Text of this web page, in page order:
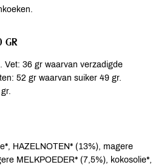
GR
Vet: 36 gr waarvan verzadigde
52 gr waarvan suiker 49 gr.
HAZELNOTEN* (13%), magere
MELKPOEDER* (7,5%), kokosolie*,